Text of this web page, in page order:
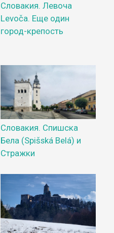
Словакия. Левоча
Levoča. Еще один
город-крепость
Словакия. Спишска
Бела (Spišská Belá) и
Стражки